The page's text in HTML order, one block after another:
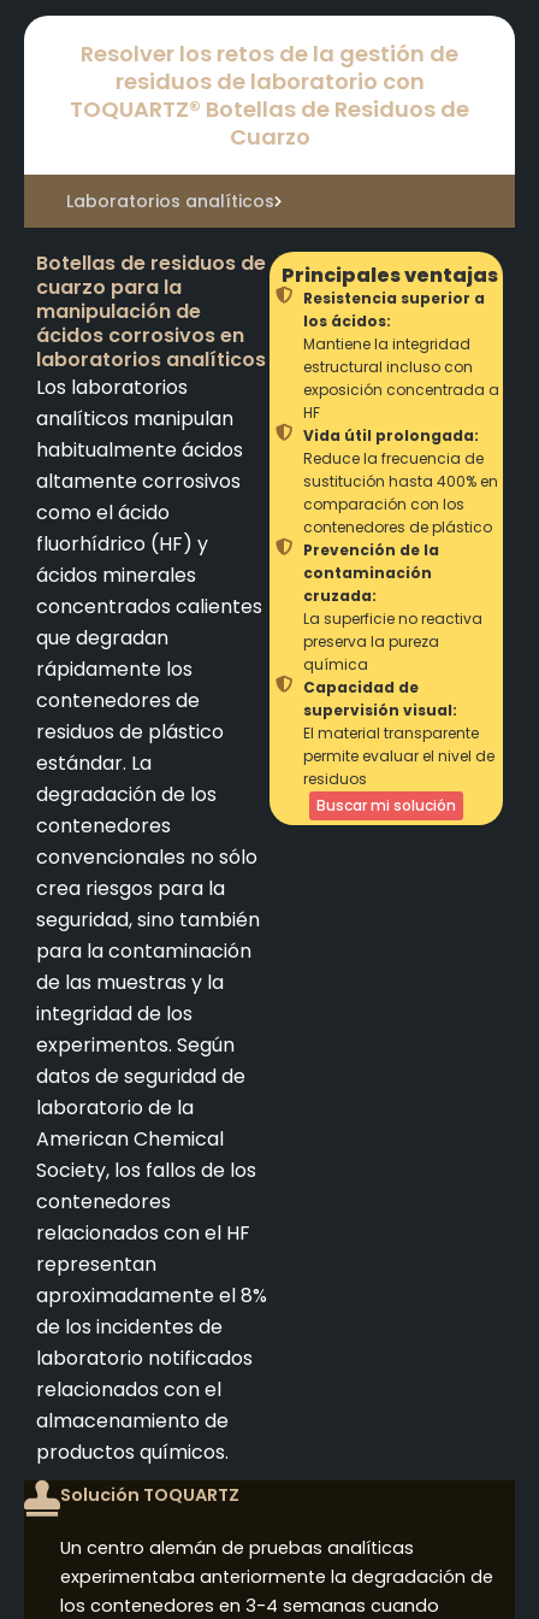
Resolver los retos de la gestión de
residuos de laboratorio con
TOQUARTZ® Botellas de Residuos de
Cuarzo
Laboratorios analíticos
Botellas de residuos de
cuarzo para la
manipulación de
ácidos corrosivos en
laboratorios analíticos
Los laboratorios
analíticos manipulan
habitualmente ácidos
altamente corrosivos
como el ácido
fluorhídrico (HF) y
ácidos minerales
concentrados calientes
que degradan
rápidamente los
contenedores de
residuos de plástico
estándar. La
degradación de los
contenedores
convencionales no sólo
crea riesgos para la
seguridad, sino también
para la contaminación
de las muestras y la
integridad de los
experimentos. Según
datos de seguridad de
laboratorio de la
American Chemical
Society, los fallos de los
contenedores
relacionados con el HF
representan
aproximadamente el 8%
de los incidentes de
laboratorio notificados
relacionados con el
almacenamiento de
productos químicos.
Principales ventajas
Resistencia superior a
los ácidos:
Mantiene la integridad
estructural incluso con
exposición concentrada a
HF
Vida útil prolongada:
Reduce la frecuencia de
sustitución hasta 400% en
comparación con los
contenedores de plástico
Prevención de la
contaminación
cruzada:
La superficie no reactiva
preserva la pureza
química
Capacidad de
supervisión visual:
El material transparente
permite evaluar el nivel de
residuos
Buscar mi solución
Solución TOQUARTZ
Un centro alemán de pruebas analíticas
experimentaba anteriormente la degradación de
los contenedores en 3-4 semanas cuando